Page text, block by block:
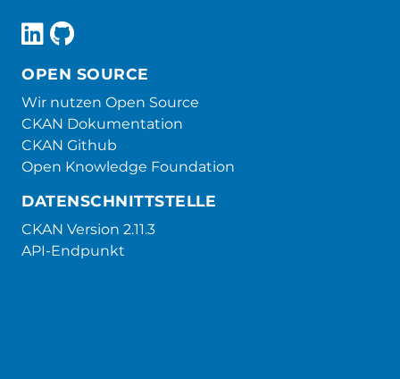
OPEN SOURCE
Wir nutzen Open Source
CKAN Dokumentation
CKAN Github
Open Knowledge Foundation
DATENSCHNITTSTELLE
CKAN Version 2.11.3
API-Endpunkt